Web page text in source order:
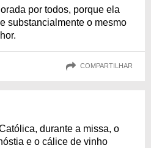
por todos, porque ela
substancialmente o mesmo
COMPARTILHAR
durante a missa, o
e o cálice de vinho